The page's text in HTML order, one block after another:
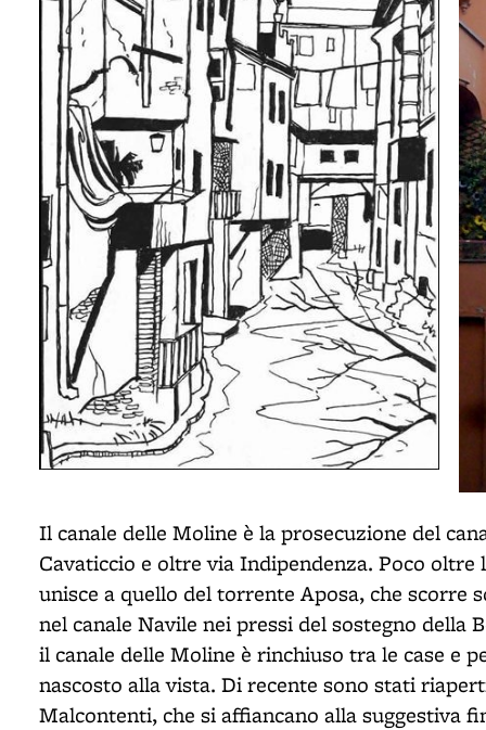
Il canale delle Moline è la prosecuzione del
Cavaticcio e oltre via Indipendenza. Poco
unisce a quello del torrente Aposa, che
nel canale Navile nei pressi del sostegno della
il canale delle Moline è rinchiuso tra le case e
nascosto alla vista. Di recente sono stati
Malcontenti, che si affiancano alla suggestiva